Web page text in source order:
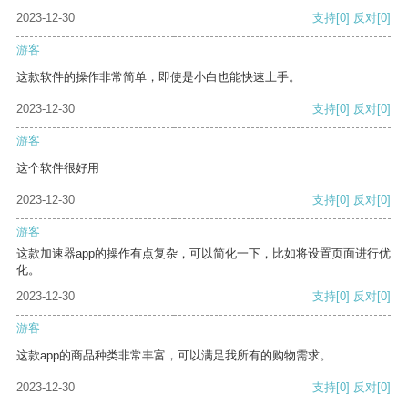
2023-12-30
支持[0] 反对[0]
游客
这款软件的操作非常简单，即使是小白也能快速上手。
2023-12-30 支持[0] 反对[0]
游客
这个软件很好用
2023-12-30 支持[0] 反对[0]
游客
这款加速器app的操作有点复杂，可以简化一下，比如将设置页面进行优
化。
2023-12-30
支持[0] 反对[0]
游客
这款app的商品种类非常丰富，可以满足我所有的购物需求。
2023-12-30 支持[0] 反对[0]